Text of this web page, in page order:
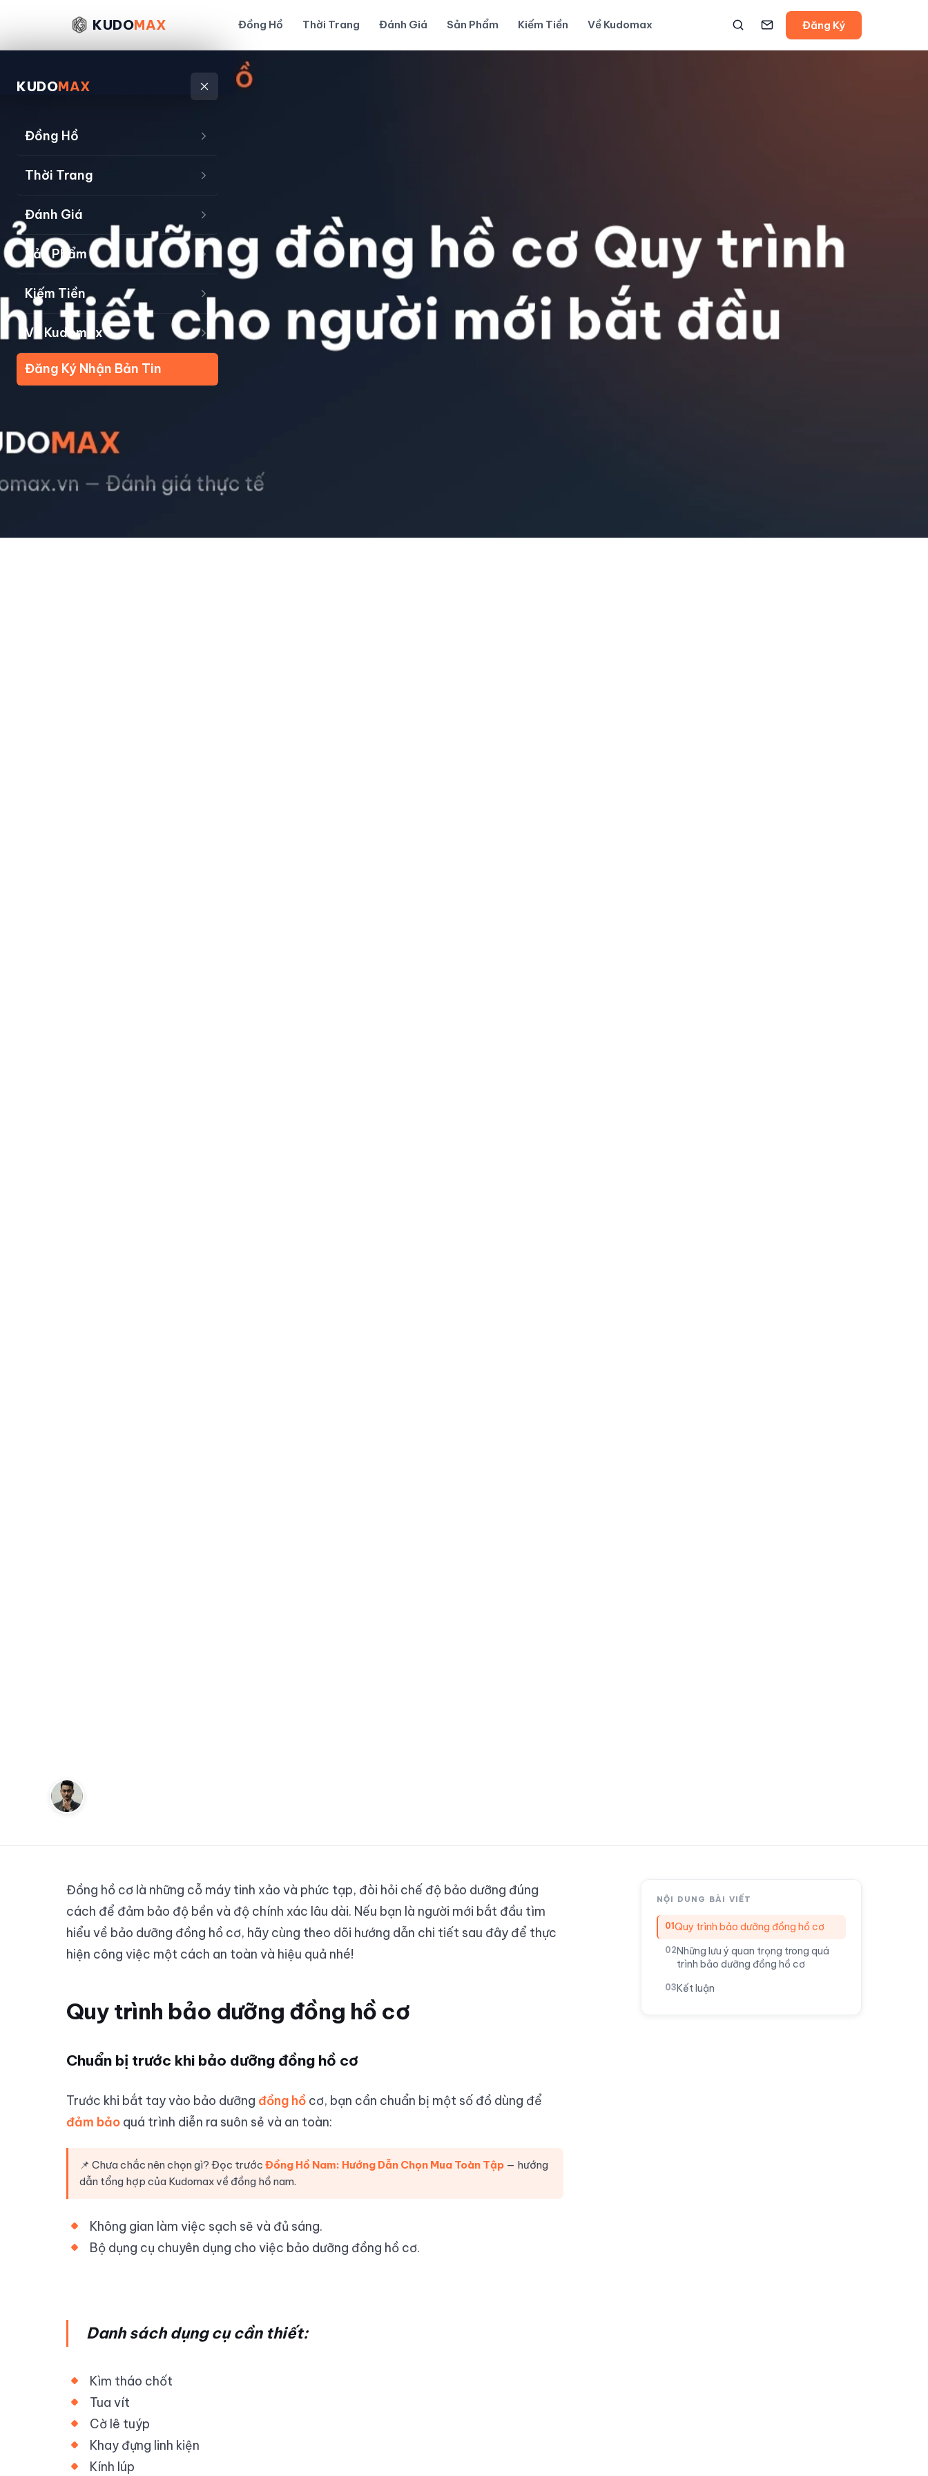
KUDOMAX Đồng Hồ Thời Trang Đánh Giá Sản Phẩm Kiếm Tiền Về Kudomax Đăng Ký
KUDOMAX
Đồng Hồ
Thời Trang
Đánh Giá
Sản Phẩm
Kiếm Tiền
Về Kudomax
Đăng Ký Nhận Bản Tin
Đồng hồ cơ là những cỗ máy tinh xảo và phức tạp, đòi hỏi chế độ bảo dưỡng đúng
cách để đảm bảo độ bền và độ chính xác lâu dài. Nếu bạn là người mới bắt đầu tìm
hiểu về bảo dưỡng đồng hồ cơ, hãy cùng theo dõi hướng dẫn chi tiết sau đây để thực
hiện công việc một cách an toàn và hiệu quả nhé!
Quy trình bảo dưỡng đồng hồ cơ
Chuẩn bị trước khi bảo dưỡng đồng hồ cơ
Trước khi bắt tay vào bảo dưỡng đồng hồ cơ, bạn cần chuẩn bị một số đồ dùng để
đảm bảo quá trình diễn ra suôn sẻ và an toàn:
📌 Chưa chắc nên chọn gì? Đọc trước Đồng Hồ Nam: Hướng Dẫn Chọn Mua Toàn Tập — hướng
dẫn tổng hợp của Kudomax về đồng hồ nam.
Không gian làm việc sạch sẽ và đủ sáng.
Bộ dụng cụ chuyên dụng cho việc bảo dưỡng đồng hồ cơ.
Danh sách dụng cụ cần thiết:
Kìm tháo chốt
Tua vít
Cờ lê tuýp
Khay đựng linh kiện
Kính lúp
NỘI DUNG BÀI VIẾT
Quy trình bảo dưỡng đồng hồ cơ
Những lưu ý quan trọng trong quá
trình bảo dưỡng đồng hồ cơ
Kết luận